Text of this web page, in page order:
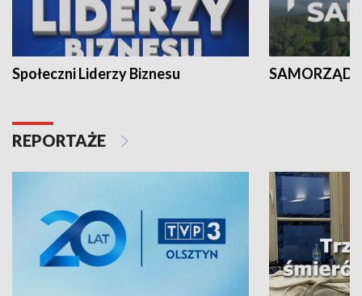
Społeczni Liderzy Biznesu SAMORZĄD
REPORTAŻE